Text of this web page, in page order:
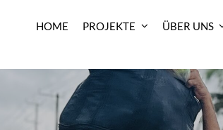
HOME PROJEKTE ÜBER UNS